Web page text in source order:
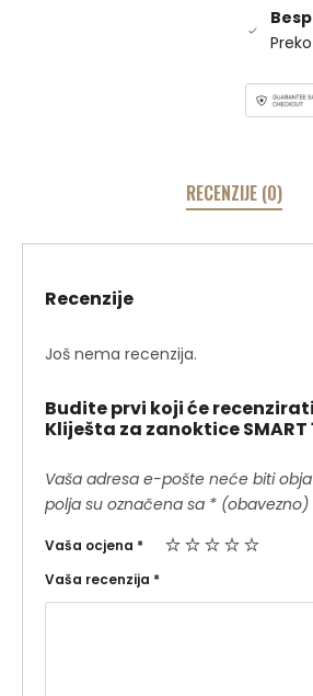
RECENZIJE (0)
Recenzije
Još nema recenzija.
Budite prvi koji će recenzirati
Kliješta za zanoktice SMART
Vaša adresa e-pošte neće biti
polja su označena sa * (obavezno)
Vaša ocjena *
Vaša recenzija *